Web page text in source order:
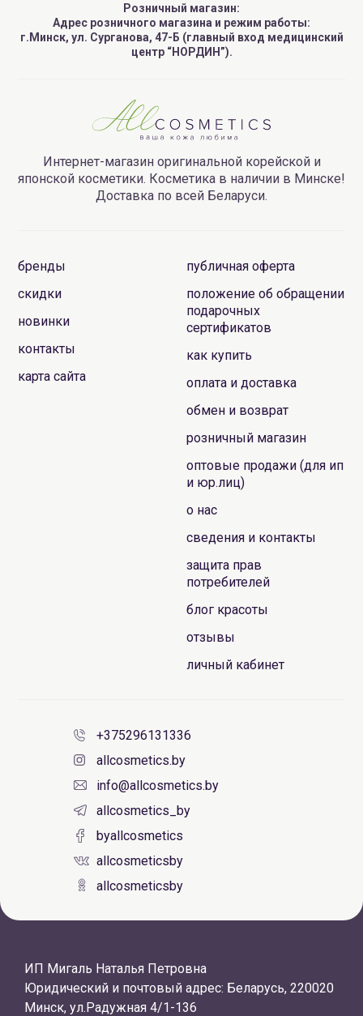
Розничный магазин:
Адрес розничного магазина и режим работы:
г.Минск, ул. Сурганова, 47-Б (главный вход медицинский
центр “НОРДИН”).
Интернет-магазин оригинальной корейской и
японской косметики. Косметика в наличии в Минске!
Доставка по всей Беларуси.
бренды
скидки
новинки
контакты
карта сайта
публичная оферта
положение об обращении
подарочных
сертификатов
как купить
оплата и доставка
обмен и возврат
розничный магазин
оптовые продажи (для ип
и юр.лиц)
о нас
сведения и контакты
защита прав
потребителей
блог красоты
отзывы
личный кабинет
+375296131336
allcosmetics.by
info@allcosmetics.by
allcosmetics_by
byallcosmetics
allcosmeticsby
allcosmeticsby
ИП Мигаль Наталья Петровна
Юридический и почтовый адрес: Беларусь, 220020
Минск, ул.Радужная 4/1-136